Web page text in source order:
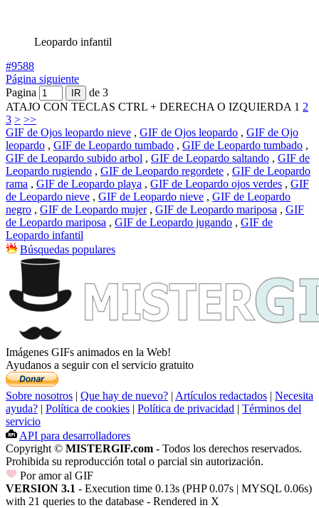
Leopardo infantil
#9588
Página siguiente
Pagina
de 3
ATAJO CON TECLAS CTRL + DERECHA O IZQUIERDA 1 2
3 > >>
GIF de Ojos leopardo nieve , GIF de Ojos leopardo , GIF de Ojo
leopardo , GIF de Leopardo tumbado , GIF de Leopardo tumbado ,
GIF de Leopardo subido arbol , GIF de Leopardo saltando , GIF de
Leopardo rugiendo , GIF de Leopardo regordete , GIF de Leopardo
rama , GIF de Leopardo playa , GIF de Leopardo ojos verdes , GIF
de Leopardo nieve , GIF de Leopardo nieve , GIF de Leopardo
negro , GIF de Leopardo mujer, GIF de Leopardo mariposa , GIF
de Leopardo mariposa , GIF de Leopardo jugando , GIF de
Leopardo infantil
Búsquedas populares
Imágenes GIFs animados en la Web!
Ayudanos a seguir con el servicio gratuito
Sobre nosotros | Que hay de nuevo? | Artículos redactados | Necesita
ayuda? | Política de cookies | Política de privacidad | Términos del
servicio
API para desarrolladores
Copyright © MISTERGIF.com - Todos los derechos reservados.
Prohibida su reproducción total o parcial sin autorización.
Por amor al GIF
VERSION 3.1 - Execution time 0.13s (PHP 0.07s | MYSQL 0.06s)
with 21 queries to the database - Rendered in X